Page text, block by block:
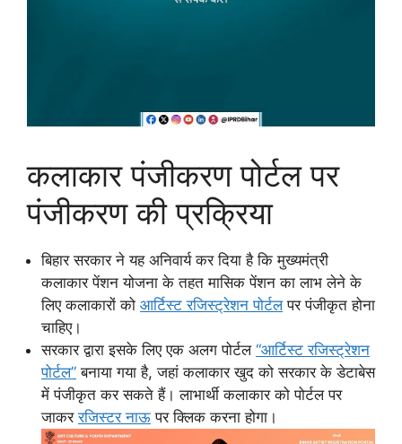
कलाकार पंजीकरण पोर्टल पर
पंजीकरण की प्रक्रिया
बिहार सरकार ने यह अनिवार्य कर दिया है कि मुख्यमंत्री
कलाकार पेंशन योजना के तहत मासिक पेंशन का लाभ लेने के
लिए कलाकारों को आर्टिस्ट रजिस्ट्रेशन पोर्टलपर पंजीकृत होना
चाहिए।
सरकार द्वारा इसके लिए एक अलग पोर्टल “आर्टिस्ट रजिस्ट्रेशन
पोर्टल” बनाया गया है, जहां कलाकार खुद को सरकार के डेटाबेस
में पंजीकृत कर सकते हैं। लाभार्थी कलाकार को पोर्टल पर
जाकररजिस्टर नाऊ पर क्लिक करना होगा।